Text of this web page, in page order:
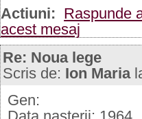
Actiuni: Raspunde
acest mesaj
Re: Noua lege
Scris de: Ion Maria
Gen: